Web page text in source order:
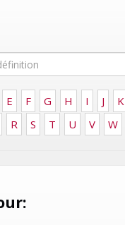
E F G H I J K
R S T U V W